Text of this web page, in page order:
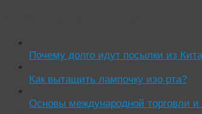
Почему долго идут посылки из
Как вытащить лампочку изо рта?
Основы международной торговли